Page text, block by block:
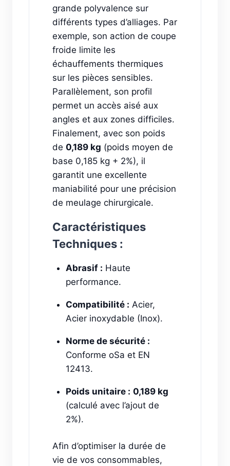
grande polyvalence sur
différents types d’alliages. Par
exemple, son action de coupe
froide limite les
échauffements thermiques
sur les pièces sensibles.
Parallèlement, son profil
permet un accès aisé aux
angles et aux zones difficiles.
Finalement, avec son poids
de 0,189 kg (poids moyen de
base 0,185 kg + 2%), il
garantit une excellente
maniabilité pour une précision
de meulage chirurgicale.
Caractéristiques
Techniques :
Abrasif : Haute
performance.
Compatibilité : Acier,
Acier inoxydable (Inox).
Norme de sécurité :
Conforme oSa et EN
12413.
Poids unitaire : 0,189 kg
(calculé avec l’ajout de
2%).
Afin d’optimiser la durée de
vie de vos consommables,